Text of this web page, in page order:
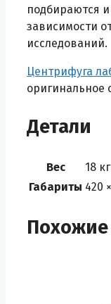
подбираются
зависимости
исследований.
Центрифуга
оригинальное
Детали
Вес
18 кг
Габариты 420
Похожие